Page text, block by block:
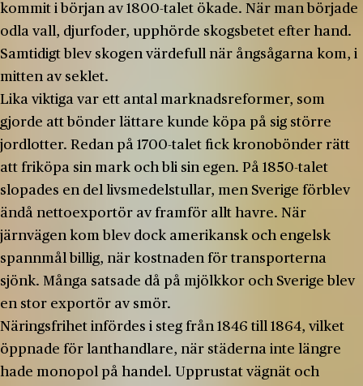
kommit i början av 1800­-talet ökade. När man började
odla vall, djurfoder, upphörde skogsbetet efter hand.
Samtidigt blev skogen värdefull när ångsågarna kom, i
mitten av seklet.
Lika viktiga var ett antal marknadsreformer, som
gjorde att bönder lättare kunde köpa på sig större
jordlotter. Redan på 1700-­talet fick kronobönder rätt
att friköpa sin mark och bli sin egen. På 1850-­talet
slopades en del livsmedelstullar, men Sverige förblev
ändå nettoexportör av framför allt havre. När
järnvägen kom blev dock amerikansk och engelsk
spannmål billig, när kostnaden för transporterna
sjönk. Många satsade då på mjölkkor och Sverige blev
en stor exportör av smör.
Näringsfrihet infördes i steg från 1846 till 1864, vilket
öppnade för lanthandlare, när städerna inte längre
hade monopol på handel. Upprustat vägnät och